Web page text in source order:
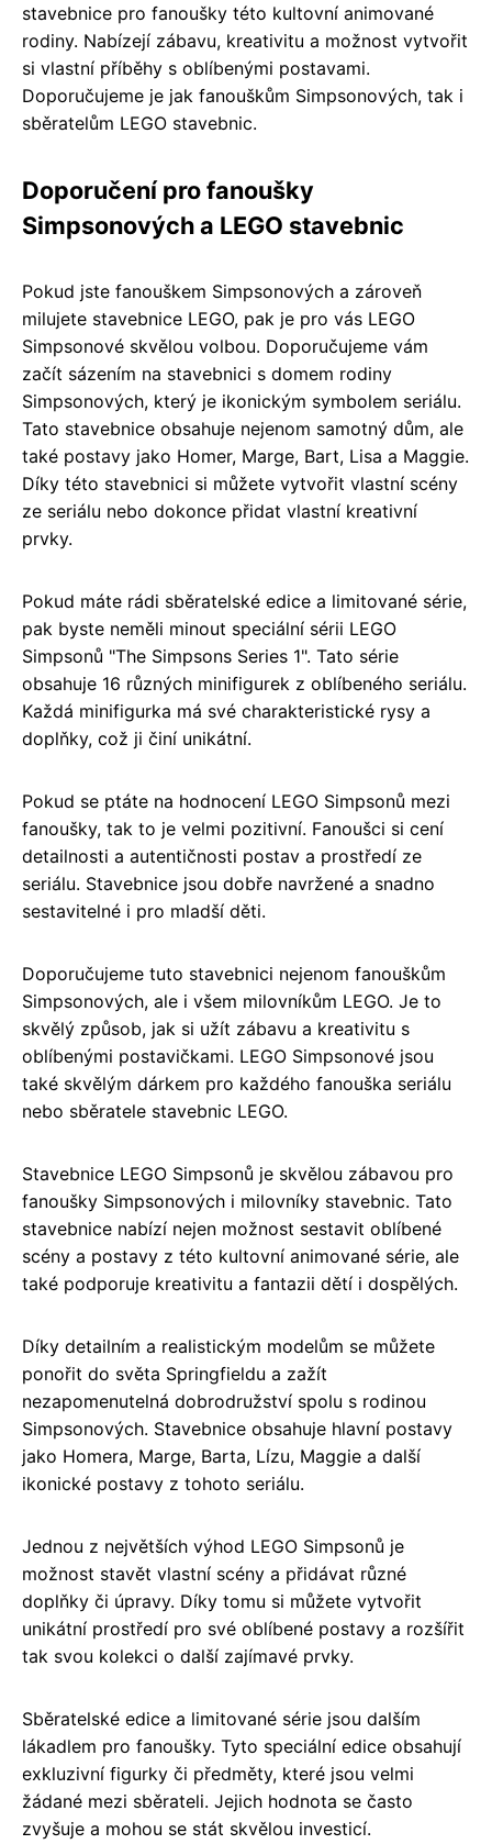
stavebnice pro fanoušky této kultovní animované
rodiny. Nabízejí zábavu, kreativitu a možnost vytvořit
si vlastní příběhy s oblíbenými postavami.
Doporučujeme je jak fanouškům Simpsonových, tak i
sběratelům LEGO stavebnic.
Doporučení pro fanoušky
Simpsonových a LEGO stavebnic
Pokud jste fanouškem Simpsonových a zároveň
milujete stavebnice LEGO, pak je pro vás LEGO
Simpsonové skvělou volbou. Doporučujeme vám
začít sázením na stavebnici s domem rodiny
Simpsonových, který je ikonickým symbolem seriálu.
Tato stavebnice obsahuje nejenom samotný dům, ale
také postavy jako Homer, Marge, Bart, Lisa a Maggie.
Díky této stavebnici si můžete vytvořit vlastní scény
ze seriálu nebo dokonce přidat vlastní kreativní
prvky.
Pokud máte rádi sběratelské edice a limitované série,
pak byste neměli minout speciální sérii LEGO
Simpsonů "The Simpsons Series 1". Tato série
obsahuje 16 různých minifigurek z oblíbeného seriálu.
Každá minifigurka má své charakteristické rysy a
doplňky, což ji činí unikátní.
Pokud se ptáte na hodnocení LEGO Simpsonů mezi
fanoušky, tak to je velmi pozitivní. Fanoušci si cení
detailnosti a autentičnosti postav a prostředí ze
seriálu. Stavebnice jsou dobře navržené a snadno
sestavitelné i pro mladší děti.
Doporučujeme tuto stavebnici nejenom fanouškům
Simpsonových, ale i všem milovníkům LEGO. Je to
skvělý způsob, jak si užít zábavu a kreativitu s
oblíbenými postavičkami. LEGO Simpsonové jsou
také skvělým dárkem pro každého fanouška seriálu
nebo sběratele stavebnic LEGO.
Stavebnice LEGO Simpsonů je skvělou zábavou pro
fanoušky Simpsonových i milovníky stavebnic. Tato
stavebnice nabízí nejen možnost sestavit oblíbené
scény a postavy z této kultovní animované série, ale
také podporuje kreativitu a fantazii dětí i dospělých.
Díky detailním a realistickým modelům se můžete
ponořit do světa Springfieldu a zažít
nezapomenutelná dobrodružství spolu s rodinou
Simpsonových. Stavebnice obsahuje hlavní postavy
jako Homera, Marge, Barta, Lízu, Maggie a další
ikonické postavy z tohoto seriálu.
Jednou z největších výhod LEGO Simpsonů je
možnost stavět vlastní scény a přidávat různé
doplňky či úpravy. Díky tomu si můžete vytvořit
unikátní prostředí pro své oblíbené postavy a rozšířit
tak svou kolekci o další zajímavé prvky.
Sběratelské edice a limitované série jsou dalším
lákadlem pro fanoušky. Tyto speciální edice obsahují
exkluzivní figurky či předměty, které jsou velmi
žádané mezi sběrateli. Jejich hodnota se často
zvyšuje a mohou se stát skvělou investicí.